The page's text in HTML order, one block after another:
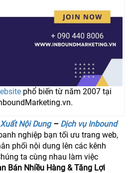
phổ biến từ năm 2007 tại
Nội Dung– Dịch vụ Inbound
nghiệp bạn tối ưu trang web,
phối nội dung lên các kênh
ta cùng nhau làm việc
Bán Nhiều Hàng & Tăng Lợi